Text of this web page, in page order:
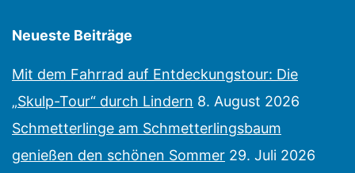
Neueste Beiträge
Mit dem Fahrrad auf Entdeckungstour: Die
„Skulp-Tour“ durch Lindern 8. August 2026
Schmetterlinge am Schmetterlingsbaum
genießen den schönen Sommer 29. Juli 2026